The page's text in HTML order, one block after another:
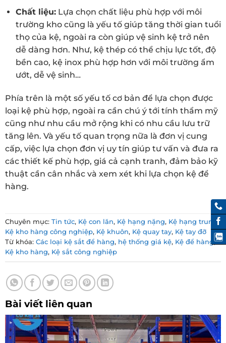
Chất liệu:Lựa chọn chất liệu phù hợp với môi
trường kho cũng là yếu tố giúp tăng thời gian tuổi
thọ của kệ, ngoài ra còn giúp vệ sinh kệ trở nên
dễ dàng hơn. Như, kệ thép có thể chịu lực tốt, độ
bền cao, kệ inox phù hợp hơn với môi trường ẩm
ướt, dễ vệ sinh…
Phía trên là một số yếu tố cơ bản để lựa chọn được
loại kệ phù hợp, ngoài ra cần chú ý tới tính thẩm mỹ
cũng như nhu cầu mở rộng khi có nhu cầu lưu trữ
tăng lên. Và yếu tố quan trọng nữa là đơn vị cung
cấp, việc lựa chọn đơn vị uy tín giúp tư vấn và đưa ra
các thiết kế phù hợp, giá cả cạnh tranh, đảm bảo kỹ
thuật cần cân nhắc và xem xét khi lựa chọn kệ để
hàng.
Chuyên mục: Tin tức, Kệ con lăn, Kệ hạng nặng, Kệ hạng trung
Kệ kho hàng công nghiệp, Kệ khuôn, Kệ quay tay, Kệ tay đỡ
Từ khóa: Các loại kệ sắt để hàng, hệ thống giá kệ, Kệ để hàng ,
Kệ kho hàng, Kệ sắt công nghiệp
Bài viết liên quan